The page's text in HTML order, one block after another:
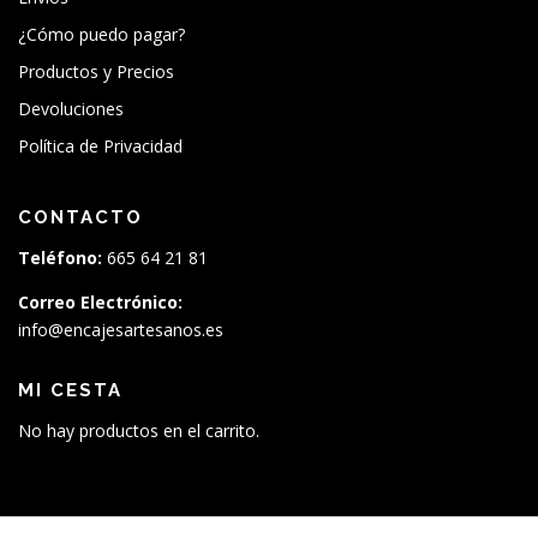
¿Cómo puedo pagar?
Productos y Precios
Devoluciones
Política de Privacidad
CONTACTO
Teléfono: 665 64 21 81
Correo Electrónico:
info@encajesartesanos.es
MI CESTA
No hay productos en el carrito.